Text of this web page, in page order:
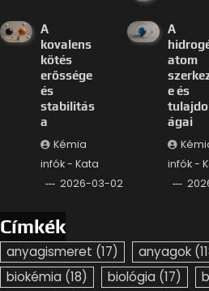
A
kovalens
kötés
erőssége
és
stabilitás
a
Kémia
infók - Kata
2026-03-02
A
atom
e és
ágai
infók -
Címkék
anyagismeret (17) anyagok
biokémia (18) biológia (17)